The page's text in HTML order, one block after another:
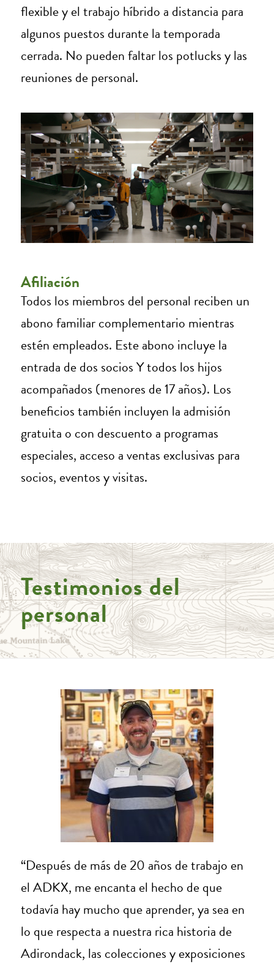
flexible y el trabajo híbrido a distancia para
algunos puestos durante la temporada
cerrada. No pueden faltar los potlucks y las
reuniones de personal.
Afiliación
Todos los miembros del personal reciben un
abono familiar complementario mientras
estén empleados. Este abono incluye la
entrada de dos socios Y todos los hijos
acompañados (menores de 17 años). Los
beneficios también incluyen la admisión
gratuita o con descuento a programas
especiales, acceso a ventas exclusivas para
socios, eventos y visitas.
Testimonios del
personal
“Después de más de 20 años de trabajo en
el ADKX, me encanta el hecho de que
todavía hay mucho que aprender, ya sea en
lo que respecta a nuestra rica historia de
Adirondack, las colecciones y exposiciones